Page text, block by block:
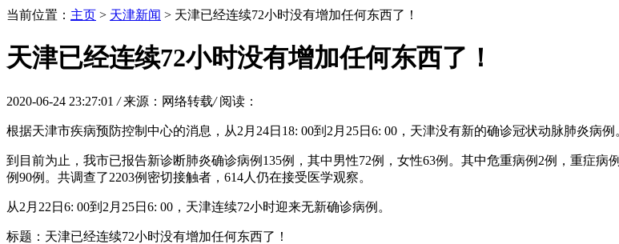
当前位置： 主页 > 天津新闻 > 天津已经连续72小时没有增加任何东西了！
天津已经连续72小时没有增加任何东西了！
2020-06-24 23:27:01 / 来源：网络转载/ 阅读：
根据天津市疾病预防控制中心的消息，从2月24日18: 00到2月25日6: 00，天津没有新的确诊冠状动脉肺炎病例
到目前为止，我市已报告新诊断肺炎确诊病例135例，其中男性72例，女性63例。其中危重病例2例，重症
例90例。共调查了2203例密切接触者，614人仍在接受医学观察。
从2月22日6: 00到2月25日6: 00，天津连续72小时迎来无新确诊病例。
标题：天津已经连续72小时没有增加任何东西了！